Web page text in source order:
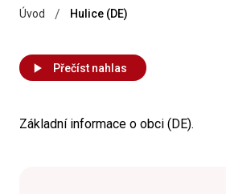
Úvod / Hulice (DE)
Přečíst nahlas
Základní informace o obci (DE).